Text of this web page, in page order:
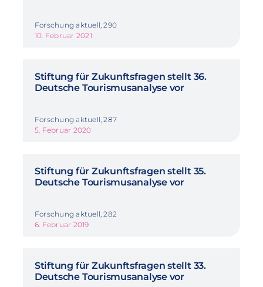
Forschung aktuell, 290
10. Februar 2021
Stiftung für Zukunftsfragen stellt 36.
Deutsche Tourismusanalyse vor
Forschung aktuell, 287
5. Februar 2020
Stiftung für Zukunftsfragen stellt 35.
Deutsche Tourismusanalyse vor
Forschung aktuell, 282
6. Februar 2019
Stiftung für Zukunftsfragen stellt 33.
Deutsche Tourismusanalyse vor